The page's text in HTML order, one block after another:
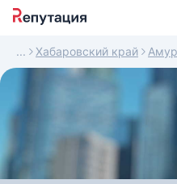
Хабаровский край